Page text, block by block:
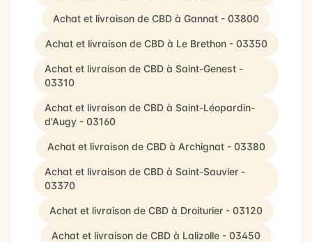
Achat et livraison de CBD à Gannat - 03800
Achat et livraison de CBD à Le Brethon - 03350
Achat et livraison de CBD à Saint-Genest -
03310
Achat et livraison de CBD à Saint-Léopardin-
d'Augy - 03160
Achat et livraison de CBD à Archignat - 03380
Achat et livraison de CBD à Saint-Sauvier -
03370
Achat et livraison de CBD à Droiturier - 03120
Achat et livraison de CBD à Lalizolle - 03450